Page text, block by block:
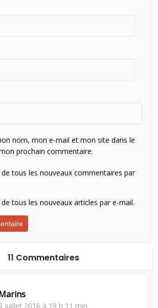
nom, mon e-mail et mon site dans le
prochain commentaire.
tous les nouveaux commentaires par
tous les nouveaux articles par e-mail.
11 Commentaires
juillet 2016 à 19 h 11 min